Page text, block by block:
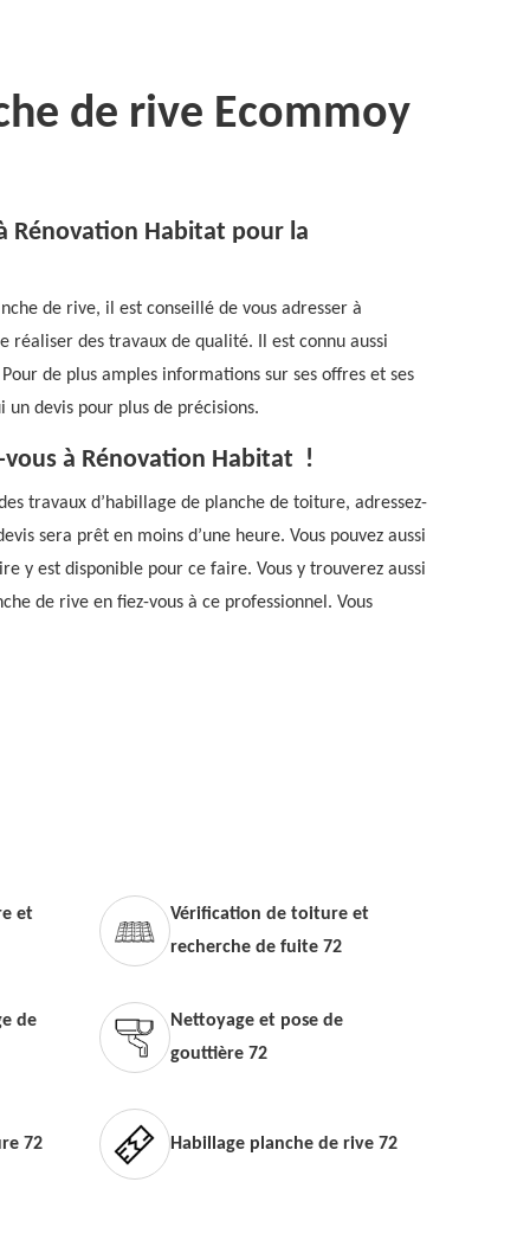
de rive Ecommoy
Rénovation Habitat pour la
de rive, il est conseillé de vous adresser à
réaliser des travaux de qualité. Il est connu aussi
de plus amples informations sur ses offres et ses
devis pour plus de précisions.
vous à Rénovation Habitat !
travaux d’habillage de planche de toiture, adressez-
sera prêt en moins d’une heure. Vous pouvez aussi
y est disponible pour ce faire. Vous y trouverez aussi
de rive en fiez-vous à ce professionnel. Vous
et
Vérification de toiture et
recherche de fuite 72
de
Nettoyage et pose de
gouttière 72
72 Habillage planche de rive 72